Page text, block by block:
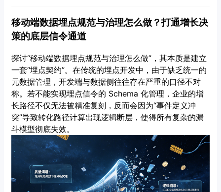
移动端数据埋点规范与治理怎么做？打通增长决
策的底层信令通道
探讨“移动端数据埋点规范与治理怎么做”，其本质是建立
一套“埋点契约”。在传统的埋点开发中，由于缺乏统一的
元数据管理，开发端与数据侧往往存在严重的口径不对
称。若不能实现埋点信令的 Schema 化管理，企业的增
长路径不仅无法被精准复刻，反而会因为“事件定义冲
突”导致转化路径计算出现逻辑断层，使得所有复杂的漏
斗模型彻底失效。